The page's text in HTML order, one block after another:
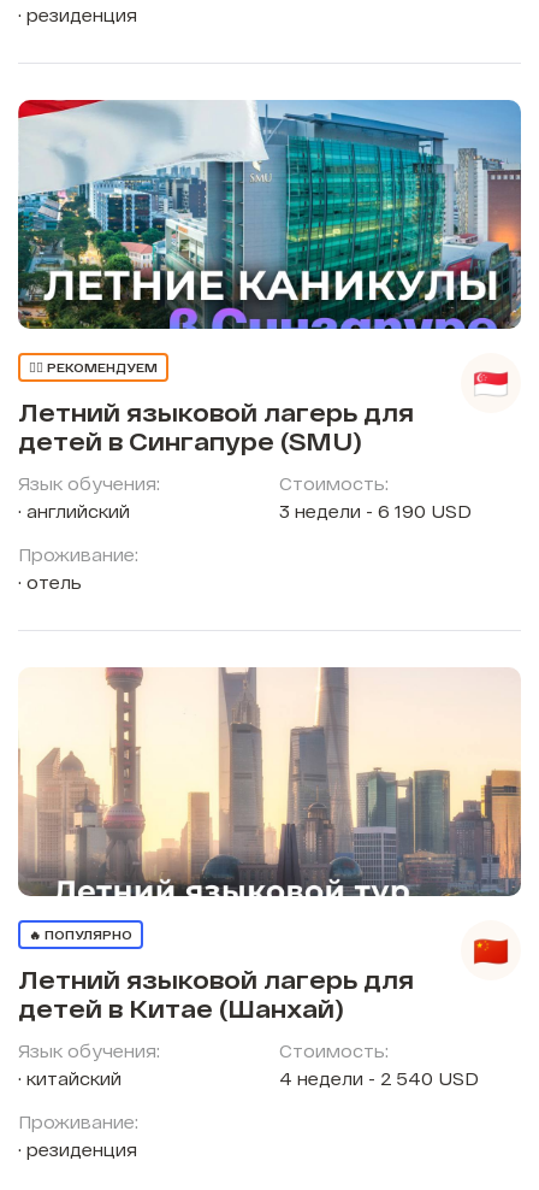
резиденция
👍🏼 РЕКОМЕНДУЕМ
Летний языковой лагерь для
детей в Сингапуре (SMU)
Язык обучения:
английский
Проживание:
отель
Стоимость:
3 недели - 6 190 USD
🔥 ПОПУЛЯРНО
Летний языковой лагерь для
детей в Китае (Шанхай)
Язык обучения:
китайский
Проживание:
резиденция
Стоимость:
4 недели - 2 540 USD